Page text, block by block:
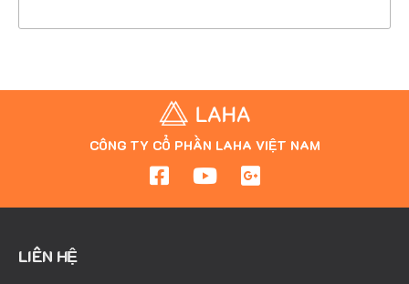
CÔNG TY CỔ PHẦN LAHA VIỆT NAM
LIÊN HỆ